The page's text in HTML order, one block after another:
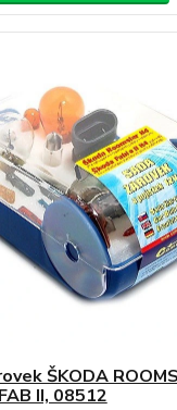
ŠKODA
II, 08512